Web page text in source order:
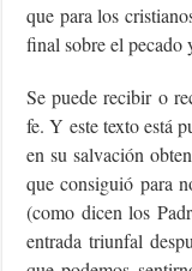
que para los
final sobre el pecado
Se puede recibir o
fe. Y este texto está
en su salvación
que consiguió para
(como dicen los
entrada triunfal